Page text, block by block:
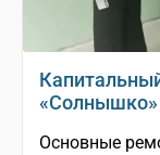
«Солнышко»
Основные